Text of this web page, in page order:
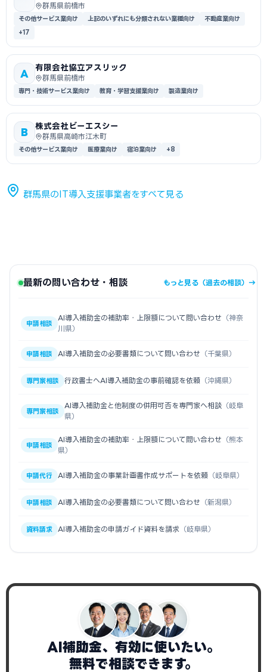
群馬県前橋市
その他サービス業向け 上記のいずれにも分類されない業種向け
不動産業向け
+17
A
有限会社協立アスリック
群馬県前橋市
専門・技術サービス業向け 教育・学習支援業向け 製造業向け
B
株式会社ビーエスシー
群馬県高崎市江木町
その他サービス業向け 医療業向け 宿泊業向け +8
群馬県のIT導入支援事業者をすべて見る
最新の問い合わせ・相談 もっと見る（過去の相談）→
申請相談
AI導入補助金の補助率・上限額について問い合わせ （神奈
川県）
申請相談 AI導入補助金の必要書類について問い合わせ （千葉県）
専門家相談 行政書士へAI導入補助金の事前確認を依頼 （沖縄県）
専門家相談
AI導入補助金と他制度の併用可否を専門家へ相談 （岐阜
県）
申請相談
AI導入補助金の補助率・上限額について問い合わせ （熊本
県）
申請代行 AI導入補助金の事業計画書作成サポートを依頼 （岐阜県）
申請相談 AI導入補助金の必要書類について問い合わせ （新潟県）
資料請求 AI導入補助金の申請ガイド資料を請求 （岐阜県）
AI補助金、有効に使いたい。
無料で相談できます。